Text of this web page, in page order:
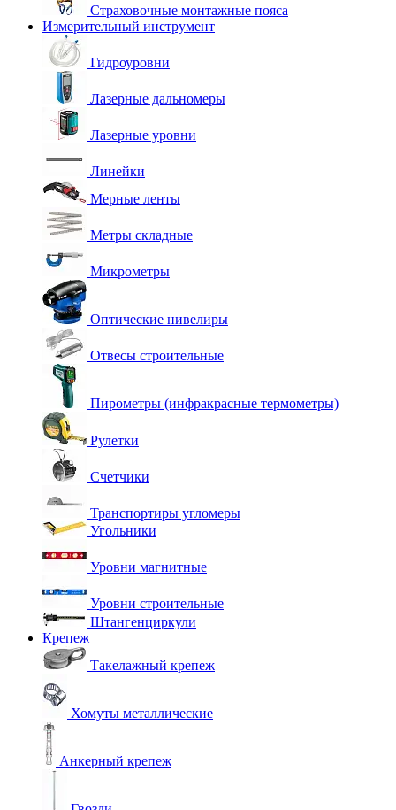
Страховочные монтажные пояса
Измерительный инструмент
Гидроуровни
Лазерные дальномеры
Лазерные уровни
Линейки
Мерные ленты
Метры складные
Микрометры
Оптические нивелиры
Отвесы строительные
Пирометры (инфракрасные термометры)
Рулетки
Счетчики
Транспортиры угломеры
Угольники
Уровни магнитные
Уровни строительные
Штангенциркули
Крепеж
Такелажный крепеж
Хомуты металлические
Анкерный крепеж